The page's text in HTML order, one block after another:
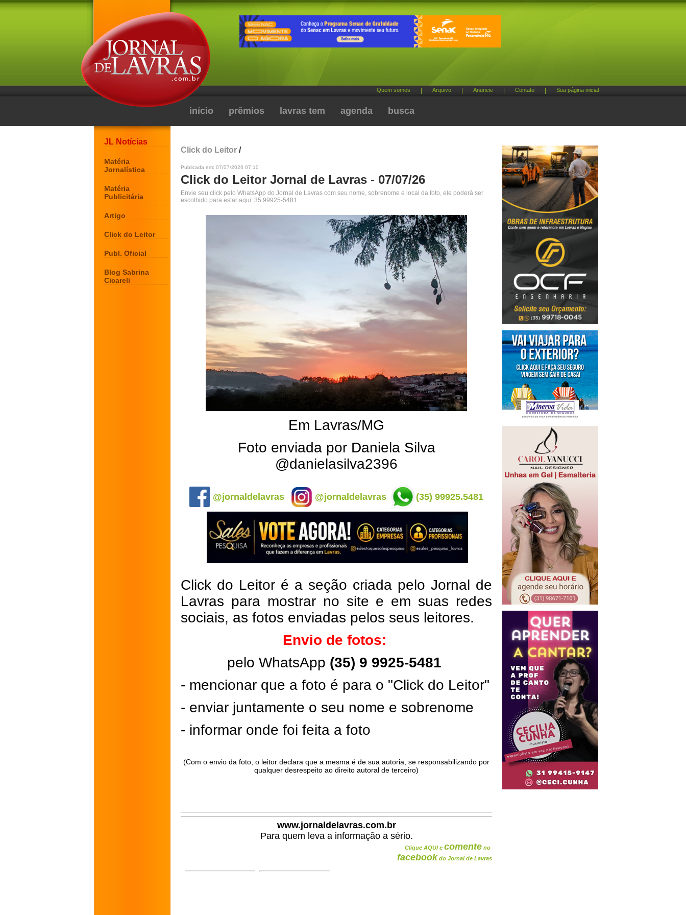
Quem somos Arquivo Anuncie Contato Sua página inicial
início prêmios lavras tem agenda busca
JL Notícias
Matéria
Jornalística
Matéria
Publicitária
Artigo
Click do Leitor
Publ. Oficial
Blog Sabrina
Cicareli
Click do Leitor /
Publicada em: 07/07/2026 07:10
Click do Leitor Jornal de Lavras - 07/07/26
Envie seu click pelo WhatsApp do Jornal de Lavras com seu nome, sobrenome e local da foto, ele poderá ser
escolhido para estar aqui: 35 99925-5481
Em Lavras/MG
Foto enviada por Daniela Silva
@danielasilva2396
@jornaldelavras @jornaldelavras (35) 99925.5481
Click do Leitor é a seção criada pelo Jornal de
Lavras para mostrar no site e em suas redes
sociais, as fotos enviadas pelos seus leitores.
Envio de fotos:
pelo WhatsApp (35) 9 9925-5481
- mencionar que a foto é para o "Click do Leitor"
- enviar juntamente o seu nome e sobrenome
- informar onde foi feita a foto
(Com o envio da foto, o leitor declara que a mesma é de sua autoria, se responsabilizando por
qualquer desrespeito ao direito autoral de terceiro)
www.jornaldelavras.com.br
Para quem leva a informação a sério.
Clique AQUI e comente no
facebook do Jornal de Lavras